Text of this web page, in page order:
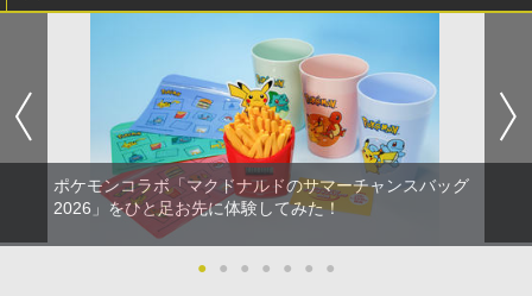
ポケモンコラボ「マクドナルドのサマーチャンスバッグ
2026」をひと足お先に体験してみた！
● ● ● ● ● ● ●